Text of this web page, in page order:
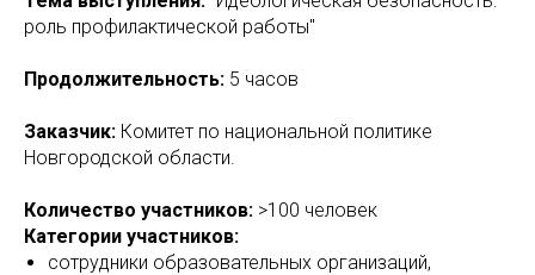
роль профилактической работы"
Продолжительность: 5 часов
Заказчик: Комитет по национальной политике
Новгородской области.
Количество участников: >100 человек
Категории участников:
сотрудники образовательных организаций,